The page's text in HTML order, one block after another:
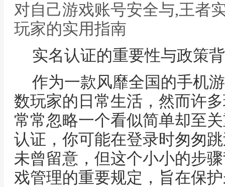
对自己游戏账号安全与,王者
玩家的实用指南
实名认证的重要性与政策
作为一款风靡全国的手机
数玩家的日常生活，然而许
常常忽略一个看似简单却至
认证，你可能在登录时匆匆
未曾留意，但这个小小的步
戏管理的重要规定，旨在保